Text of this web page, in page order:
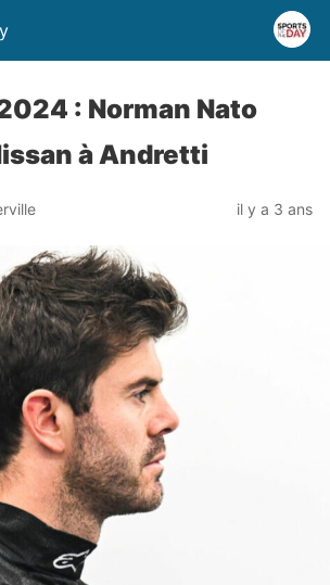
: Norman Nato
à Andretti
il y a 3 ans